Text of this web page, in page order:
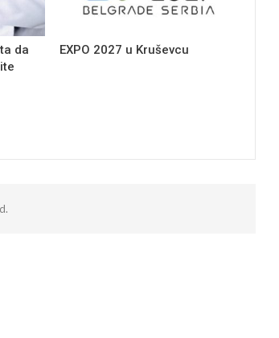
da
EXPO 2027 u Kruševcu